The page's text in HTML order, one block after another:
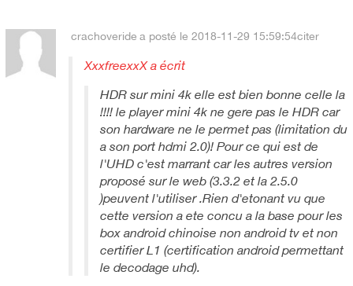
crachoveride a posté le 2018-11-29 15:59:54citer
XxxfreexxX a écrit
HDR sur mini 4k elle est bien bonne celle la
!!!! le player mini 4k ne gere pas le HDR car
son hardware ne le permet pas (limitation du
a son port hdmi 2.0)! Pour ce qui est de
l'UHD c'est marrant car les autres version
proposé sur le web (3.3.2 et la 2.5.0
)peuvent l'utiliser .Rien d'etonant vu que
cette version a ete concu a la base pour les
box android chinoise non android tv et non
certifier L1 (certification android permettant
le decodage uhd).